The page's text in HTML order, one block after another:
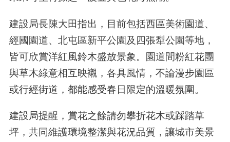
建設局長陳大田指出，目前包括西區美術園道、
經國園道、北屯區新平公園及四張犁公園等地，
皆可欣賞洋紅風鈴木盛放景象。園道間粉紅花團
與草木綠意相互映襯，各具風情，不論漫步園區
或行經街道，都能感受春日限定的溫暖氛圍。
建設局提醒，賞花之餘請勿攀折花木或踩踏草
坪，共同維護環境整潔與花況品質，讓城市美景